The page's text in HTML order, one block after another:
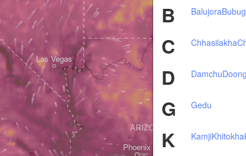
B Balujora
C Chhasilakha
D Damchu
G Gedu
K KamjiKhitokha
Las Vegas
Phoenix
ARIZONA